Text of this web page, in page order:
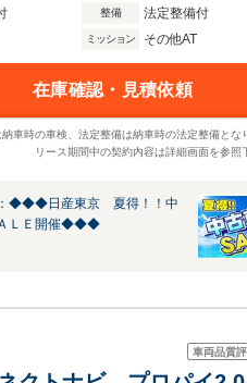
整備 法定整備付
ミッション その他AT
在庫確認・見積依頼
車時の車検、法定整備は納車時の法定整備とな
リース期間中の契約内容は詳細画面を参照
◆◆◆日産東京 夏得！！中
ＬＥ開催◆◆◆
車両品質